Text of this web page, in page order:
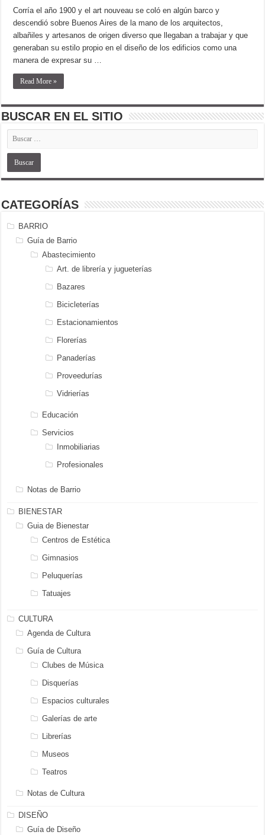
Corría el año 1900 y el art nouveau se coló en algún barco y
descendió sobre Buenos Aires de la mano de los arquitectos,
albañiles y artesanos de origen diverso que llegaban a trabajar y que
generaban su estilo propio en el diseño de los edificios como una
manera de expresar su …
Read More »
BUSCAR EN EL SITIO
CATEGORÍAS
BARRIO
Guía de Barrio
Abastecimiento
Art. de librería y jugueterías
Bazares
Bicicleterías
Estacionamientos
Florerías
Panaderías
Proveedurías
Vidrierías
Educación
Servicios
Inmobiliarias
Profesionales
Notas de Barrio
BIENESTAR
Guia de Bienestar
Centros de Estética
Gimnasios
Peluquerías
Tatuajes
CULTURA
Agenda de Cultura
Guía de Cultura
Clubes de Música
Disquerías
Espacios culturales
Galerías de arte
Librerías
Museos
Teatros
Notas de Cultura
DISEÑO
Guía de Diseño